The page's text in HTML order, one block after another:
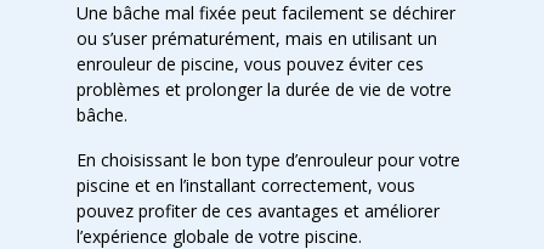
Une bâche mal fixée peut facilement se déchirer
ou s’user prématurément, mais en utilisant un
enrouleur de piscine, vous pouvez éviter ces
problèmes et prolonger la durée de vie de votre
bâche.
En choisissant le bon type d’enrouleur pour votre
piscine et en l’installant correctement, vous
pouvez profiter de ces avantages et améliorer
l’expérience globale de votre piscine.